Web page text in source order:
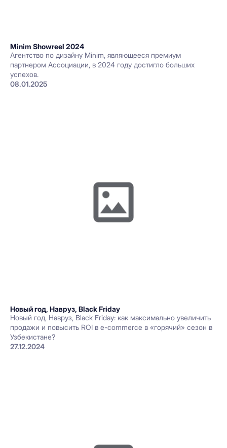
Minim Showreel 2024
Агентство по дизайну Minim, являющееся премиум
партнером Ассоциации, в 2024 году достигло больших
успехов.
08.01.2025
Новый год, Навруз, Black Friday
Новый год, Навруз, Black Friday: как максимально увеличить
продажи и повысить ROI в e-commerce в «горячий» сезон в
Узбекистане?
27.12.2024